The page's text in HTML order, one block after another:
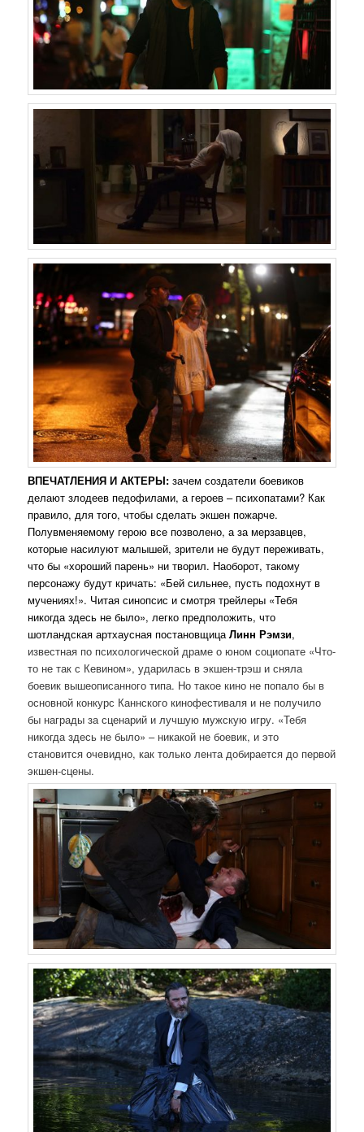
ВПЕЧАТЛЕНИЯ И АКТЕРЫ: зачем создатели боевиков
делают злодеев педофилами, а героев – психопатами? Как
правило, для того, чтобы сделать экшен пожарче.
Полувменяемому герою все позволено, а за мерзавцев,
которые насилуют малышей, зрители не будут переживать,
что бы «хороший парень» ни творил. Наоборот, такому
персонажу будут кричать: «Бей сильнее, пусть подохнут в
мучениях!». Читая синопсис и смотря трейлеры «Тебя
никогда здесь не было», легко предположить, что
шотландская артхаусная постановщицаЛинн Рэмзи,
известная по психологической драме о юном социопате «Что-
то не так с Кевином», ударилась в экшен-трэш и сняла
боевик вышеописанного типа. Но такое кино не попало бы в
основной конкурс Каннского кинофестиваля и не получило
бы награды за сценарий и лучшую мужскую игру. «Тебя
никогда здесь не было» – никакой не боевик, и это
становится очевидно, как только лента добирается до первой
экшен-сцены.